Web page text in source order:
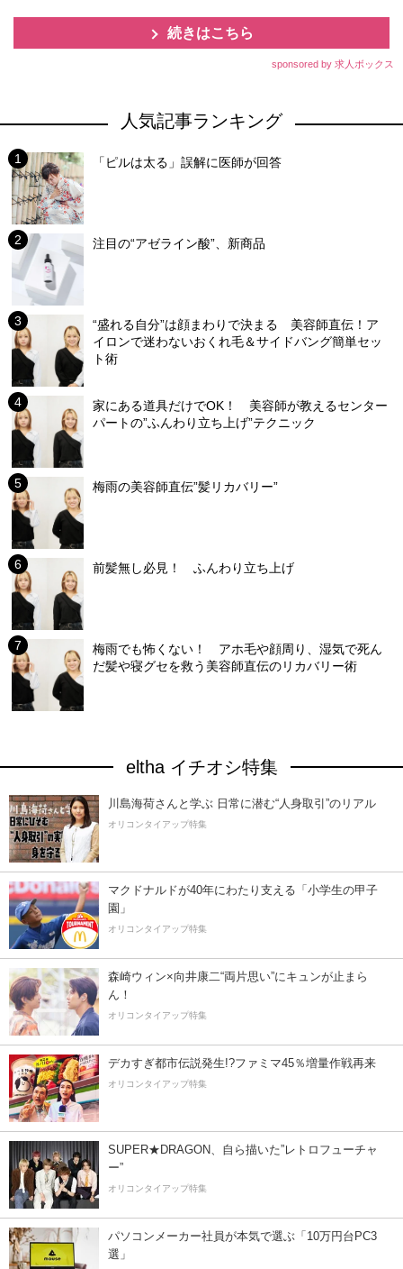
続きはこちら
sponsored by 求人ボックス
人気記事ランキング
「ピルは太る」誤解に医師が回答
注目の“アゼライン酸”、新商品
“盛れる自分”は顔まわりで決まる 美容師直伝！ア
イロンで迷わないおくれ毛＆サイドバング簡単セッ
ト術
家にある道具だけでOK！ 美容師が教えるセンター
パートの”ふんわり立ち上げ”テクニック
梅雨の美容師直伝”髪リカバリー”
前髪無し必見！ ふんわり立ち上げ
梅雨でも怖くない！ アホ毛や顔周り、湿気で死ん
だ髪や寝グセを救う美容師直伝のリカバリー術
eltha イチオシ特集
川島海荷さんと学ぶ 日常に潜む“人身取引”のリアル
オリコンタイアップ特集
マクドナルドが40年にわたり支える「小学生の甲子
園」
オリコンタイアップ特集
森崎ウィン×向井康二“両片思い”にキュンが止まら
ん！
オリコンタイアップ特集
デカすぎ都市伝説発生!?ファミマ45％増量作戦再来
オリコンタイアップ特集
SUPER★DRAGON、自ら描いた”レトロフューチャ
ー”
オリコンタイアップ特集
パソコンメーカー社員が本気で選ぶ「10万円台PC3
選」